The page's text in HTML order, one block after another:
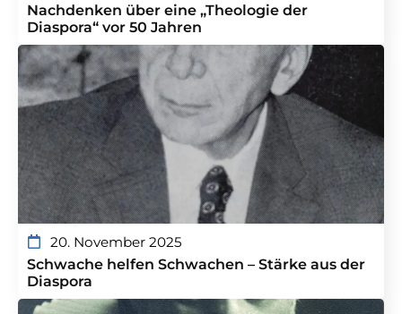
Nachdenken über eine „Theologie der
Diaspora“ vor 50 Jahren
20. November 2025
Schwache helfen Schwachen – Stärke aus der
Diaspora